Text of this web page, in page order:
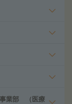
事業部 （医療